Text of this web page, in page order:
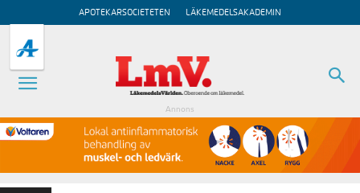
APOTEKARSOCIETETEN LÄKEMEDELSAKADEMIN
Annons